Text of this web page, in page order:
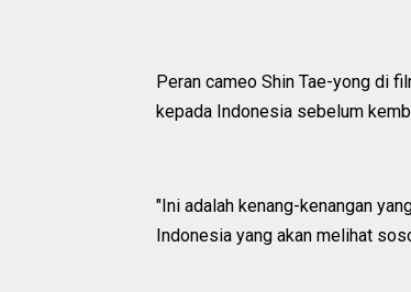
Peran cameo Shin Tae-yong di
kepada Indonesia sebelum
"Ini adalah kenang-kenangan
Indonesia yang akan melihat